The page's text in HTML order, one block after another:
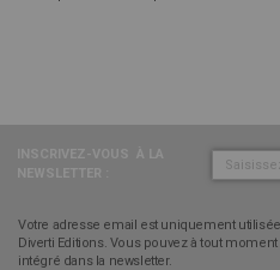
Votre adresse email est uniquement
Diverti Editions. Vous pouvez à tout
intégré dans la newsletter.